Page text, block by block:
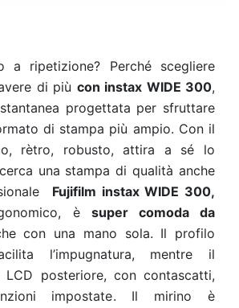
a ripetizione? Perché scegliere
di più con instax WIDE 300,
progettata per sfruttare
di stampa più ampio. Con il
rètro, robusto, attira a sé lo
una stampa di qualità anche
Fujifilm instax WIDE 300,
è super comoda da
con una mano sola. Il profilo
l’impugnatura, mentre il
posteriore, con contascatti,
impostate. Il mirino è